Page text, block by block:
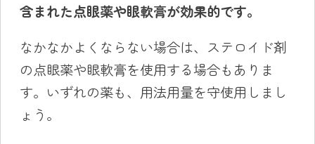
含まれた点眼薬や眼軟膏が効果的です。
なかなかよくならない場合は、ステロイド剤
の点眼薬や眼軟膏を使用する場合もありま
す。いずれの薬も、用法用量を守使用しまし
ょう。